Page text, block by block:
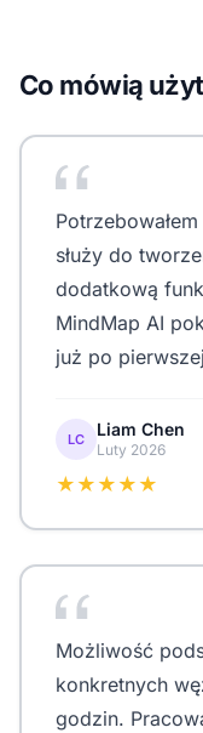
Co mówią
służy do
dodatkową
MindMap AI
już po
LC Liam Chen
Luty 2026
★★★★★
Możliwość
konkretnych
godzin.